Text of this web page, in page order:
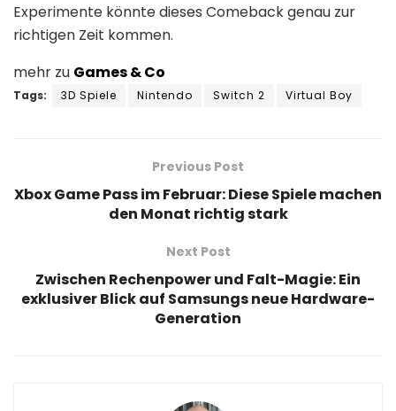
Experimente könnte dieses Comeback genau zur
richtigen Zeit kommen.
mehr zu Games & Co
Tags: 3D Spiele Nintendo Switch 2 Virtual Boy
Previous Post
Xbox Game Pass im Februar: Diese Spiele machen
den Monat richtig stark
Next Post
Zwischen Rechenpower und Falt-Magie: Ein
exklusiver Blick auf Samsungs neue Hardware-
Generation